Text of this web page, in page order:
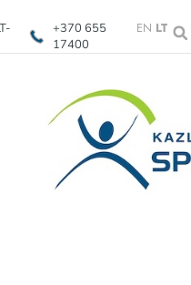
+370 655
17400
EN LT